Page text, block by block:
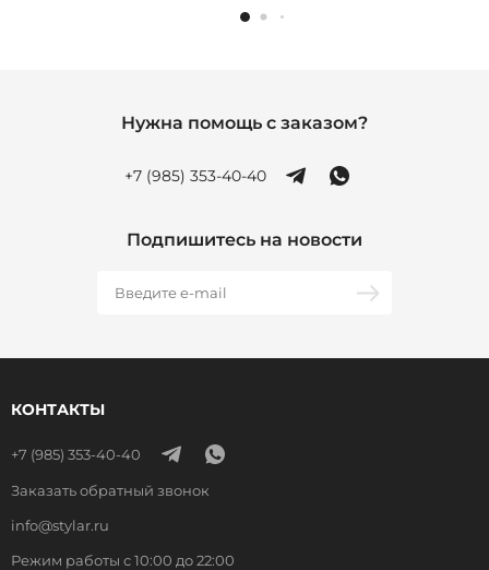
Нужна помощь с заказом?
+7 (985) 353-40-40
Подпишитесь на новости
КОНТАКТЫ
+7 (985) 353-40-40
Заказать обратный звонок
info@stylar.ru
Режим работы с 10:00 до 22:00